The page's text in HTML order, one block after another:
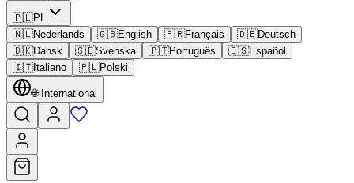
🇵🇱PL
🇳🇱Nederlands 🇬🇧English 🇫🇷Français 🇩🇪Deutsch
🇩🇰Dansk 🇸🇪Svenska 🇵🇹Português 🇪🇸Español
🇮🇹Italiano 🇵🇱Polski
🌐 International